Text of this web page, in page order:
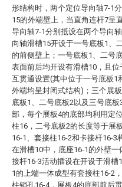
形结构时，两个定位导向轴7-1
15的外端壁上，当直角连杆7呈
导向轴7-1分别抵设在两个导向
向轴滑槽15开设于一号底板1、
的前侧壁上；一号底板1、二号
表面前后均开设有滑槽10，且
互贯通设置(其中位于一号底板1
外端均呈封闭式结构)；三个展
底板1、二号底板2以及三号底
部，每个展板4的底部均利用定
柱16，二号底板2的长度等于展
16-1、套接柱16-2和卡接杆16-3
在滑槽10中，底座16-1的外壁
接杆16-3活动插设在开设于滑槽
1的上端一体成型有套接柱16-2
柱销孔16-4，展板4的底部前后